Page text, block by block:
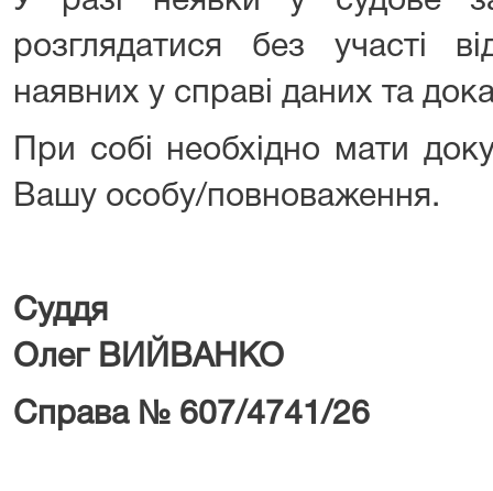
розглядатися без участі
наявних у справі даних та
При собі необхідно мати
Вашу особу/повноваження.
Олег ВИЙВАНКО
Справа № 607/4741/26